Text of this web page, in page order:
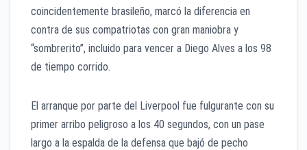
coincidentemente brasileño, marcó la diferencia en
contra de sus compatriotas con gran maniobra y
“sombrerito”, incluido para vencer a Diego Alves a los 98
de tiempo corrido.
El arranque por parte del Liverpool fue fulgurante con su
primer arribo peligroso a los 40 segundos, con un pase
largo a la espalda de la defensa que bajó de pecho